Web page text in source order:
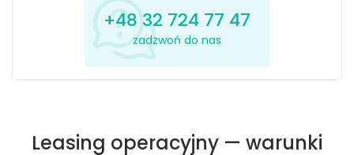
+48 32 724 77 47
zadzwoń do nas
Leasing operacyjny — warunki